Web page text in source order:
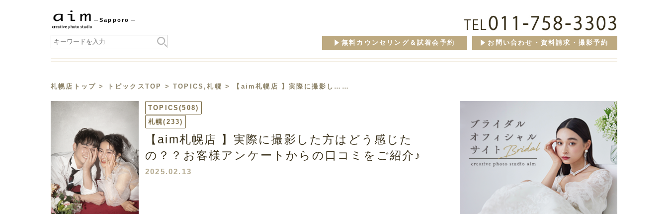
Sapporo
お問い合わせ・資料請求・撮影予約
無料カウンセリング＆試着会予約
札幌店トップ > トピックスTOP >TOPICS ,札幌 > 【aim札幌店 】実際に撮影し……
TOPICS(508)
札幌(233)
【aim札幌店 】実際に撮影した方はどう感じた
の？？お客様アンケートからの口コミをご紹介♪
2025.02.13